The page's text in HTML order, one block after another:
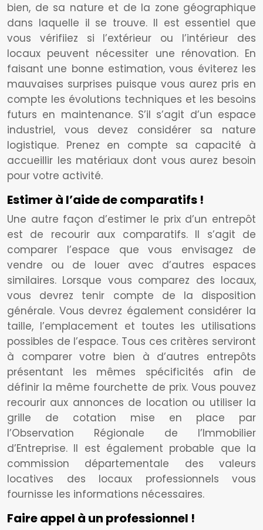
bien, de sa nature et de la zone géographique
dans laquelle il se trouve. Il est essentiel que
vous vérifiiez si l’extérieur ou l’intérieur des
locaux peuvent nécessiter une rénovation. En
faisant une bonne estimation, vous éviterez les
mauvaises surprises puisque vous aurez pris en
compte les évolutions techniques et les besoins
futurs en maintenance. S’il s’agit d’un espace
industriel, vous devez considérer sa nature
logistique. Prenez en compte sa capacité à
accueillir les matériaux dont vous aurez besoin
pour votre activité.
Estimer à l’aide de comparatifs !
Une autre façon d’estimer le prix d’un entrepôt
est de recourir aux comparatifs. Il s’agit de
comparer l’espace que vous envisagez de
vendre ou de louer avec d’autres espaces
similaires. Lorsque vous comparez des locaux,
vous devrez tenir compte de la disposition
générale. Vous devrez également considérer la
taille, l’emplacement et toutes les utilisations
possibles de l’espace. Tous ces critères serviront
à comparer votre bien à d’autres entrepôts
présentant les mêmes spécificités afin de
définir la même fourchette de prix. Vous pouvez
recourir aux annonces de location ou utiliser la
grille de cotation mise en place par
l’Observation Régionale de l’Immobilier
d’Entreprise. Il est également probable que la
commission départementale des valeurs
locatives des locaux professionnels vous
fournisse les informations nécessaires.
Faire appel à un professionnel !